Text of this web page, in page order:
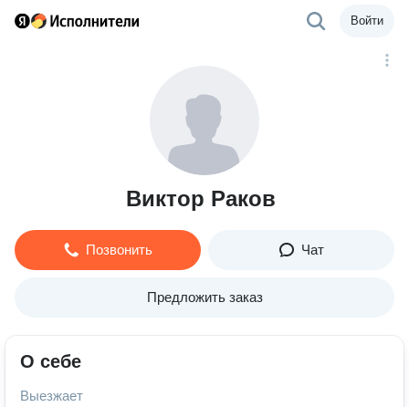
Войти
Виктор Раков
Позвонить Чат
Предложить заказ
О себе
Выезжает